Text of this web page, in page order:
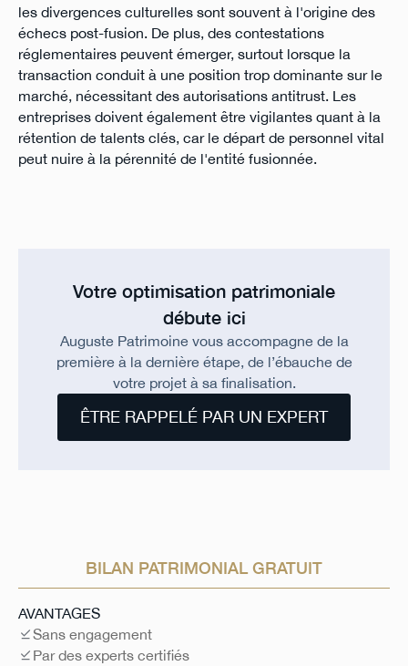
les divergences culturelles sont souvent à l'origine des
échecs post-fusion. De plus, des contestations
réglementaires peuvent émerger, surtout lorsque la
transaction conduit à une position trop dominante sur le
marché, nécessitant des autorisations antitrust. Les
entreprises doivent également être vigilantes quant à la
rétention de talents clés, car le départ de personnel vital
peut nuire à la pérennité de l'entité fusionnée.
Votre optimisation patrimoniale
débute ici
Auguste Patrimoine vous accompagne de la
première à la dernière étape, de l’ébauche de
votre projet à sa finalisation.
ÊTRE RAPPELÉ PAR UN EXPERT
BILAN PATRIMONIAL GRATUIT
AVANTAGES
Sans engagement
Par des experts certifiés